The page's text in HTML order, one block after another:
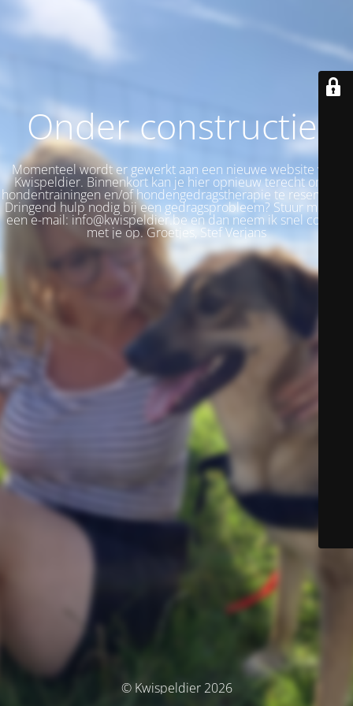
Onder constructie!
Momenteel wordt er gewerkt aan een nieuwe website voor
Kwispeldier. Binnenkort kan je hier opnieuw terecht om je
hondentrainingen en/of hondengedragstherapie te reserveren.
Dringend hulp nodig bij een gedragsprobleem? Stuur me dan
een e-mail: info@kwispeldier.be en dan neem ik snel contact
met je op. Groetjes, Stef Verjans
© Kwispeldier 2026